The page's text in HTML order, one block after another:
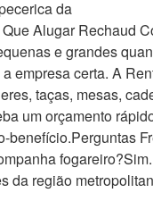
da
Alugar Rechaud
e grandes
empresa certa. A
taças, mesas,
um orçamento
da região